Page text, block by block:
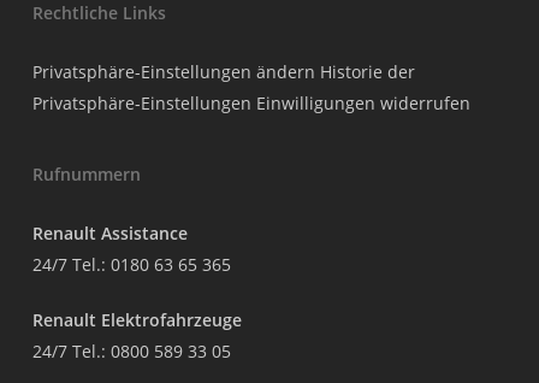
Rechtliche Links
Privatsphäre-Einstellungen ändern Historie der
Privatsphäre-Einstellungen Einwilligungen widerrufen
Rufnummern
Renault Assistance
24/7 Tel.: 0180 63 65 365
Renault Elektrofahrzeuge
24/7 Tel.: 0800 589 33 05